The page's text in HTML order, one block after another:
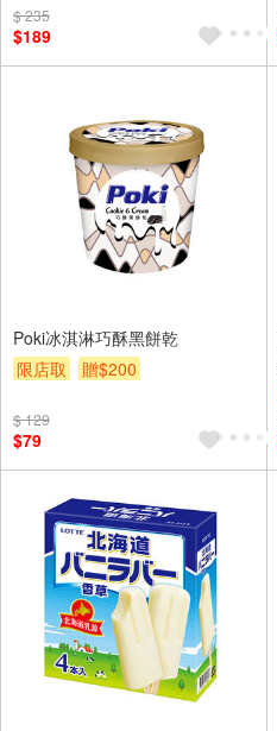
$ 235
$189
Poki冰淇淋巧酥黑餅乾
限店取
贈$200
$ 129
$79